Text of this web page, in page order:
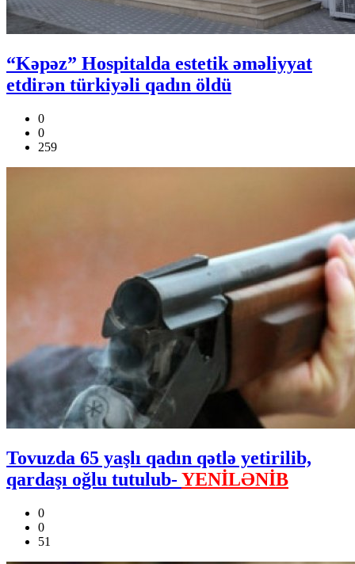
“Kəpəz” Hospitalda estetik əməliyyat
etdirən türkiyəli qadın öldü
0
0
259
Tovuzda 65 yaşlı qadın qətlə yetirilib,
qardaşı oğlu tutulub-YENİLƏNİB
0
0
51